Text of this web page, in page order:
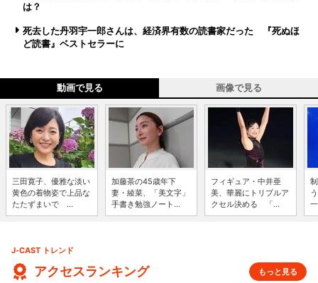
は？
死去した丹羽宇一郎さんは、経済界有数の読書家だった 『死ぬほ
ど読書』ベストセラーに
動画で見る 画像で見る
三田寛子、優雅な淡い
黄色の着物姿で上品な
たたずまいで ...
加藤茶の45歳年下
妻・綾菜、「美文字」
手書き勉強ノート...
フィギュア・中井亜
美、華麗にトリプルア
クセル決める 「...
J-CAST トレンド
アクセスランキング もっと見る